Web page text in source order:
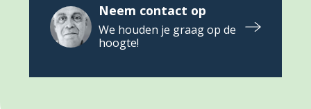
Neem contact op
We houden je graag op de
hoogte!